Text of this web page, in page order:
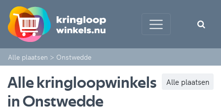
Alle plaatsen > Onstwedde
Alle plaatsen
Alle kringloopwinkels
in Onstwedde